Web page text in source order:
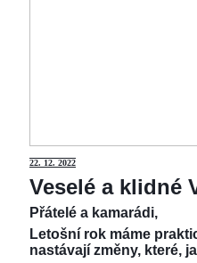
22. 12. 2022
Veselé a klidné
Přátelé a kamarádi,
Letošní rok máme
nastávají změny, které,